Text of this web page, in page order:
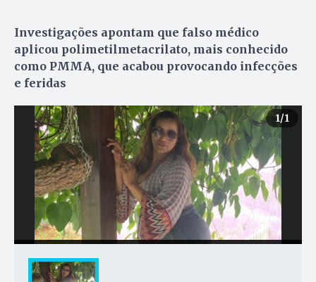
Investigações apontam que falso médico
aplicou polimetilmetacrilato, mais conhecido
como PMMA, que acabou provocando infecções
e feridas
1/1